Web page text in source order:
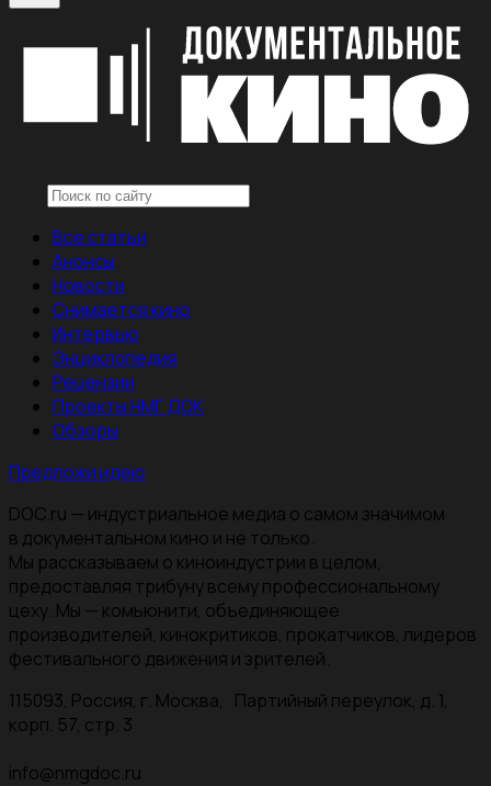
Все статьи
Анонсы
Новости
Снимается кино
Интервью
Энциклопедия
Рецензии
Проекты НМГ ДОК
Обзоры
Предложи идею
DOC.ru — индустриальное медиа о самом значимом
в документальном кино и не только.
Мы рассказываем о киноиндустрии в целом,
предоставляя трибуну всему профессиональному
цеху. Мы — комьюнити, объединяющее
производителей, кинокритиков, прокатчиков, лидеров
фестивального движения и зрителей.
115093, Россия, г. Москва, Партийный переулок, д. 1,
корп. 57, стр. 3
info@nmgdoc.ru